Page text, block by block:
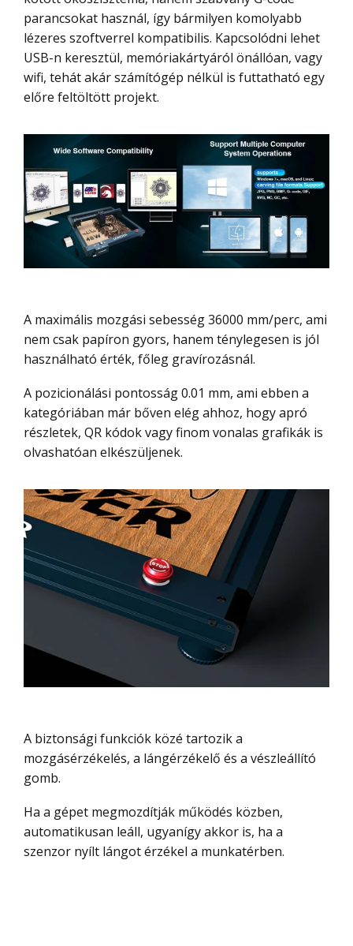
parancsokat használ, így bármilyen komolyabb
lézeres szoftverrel kompatibilis. Kapcsolódni lehet
USB-n keresztül, memóriakártyáról önállóan, vagy
wifi, tehát akár számítógép nélkül is futtatható egy
előre feltöltött projekt.
A maximális mozgási sebesség 36000 mm/perc, ami
nem csak papíron gyors, hanem ténylegesen is jól
használható érték, főleg gravírozásnál.
A pozicionálási pontosság 0.01 mm, ami ebben a
kategóriában már bőven elég ahhoz, hogy apró
részletek, QR kódok vagy finom vonalas grafikák is
olvashatóan elkészüljenek.
A biztonsági funkciók közé tartozik a
mozgásérzékelés, a lángérzékelő és a vészleállító
gomb.
Ha a gépet megmozdítják működés közben,
automatikusan leáll, ugyanígy akkor is, ha a
szenzor nyílt lángot érzékel a munkatérben.